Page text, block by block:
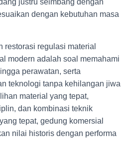
justru seimbang dengan
dengan kebutuhan masa
restorasi regulasi material
modern adalah soal memahami
perawatan, serta
teknologi tanpa kehilangan jiwa
material yang tepat,
dan kombinasi teknik
tepat, gedung komersial
nilai historis dengan performa